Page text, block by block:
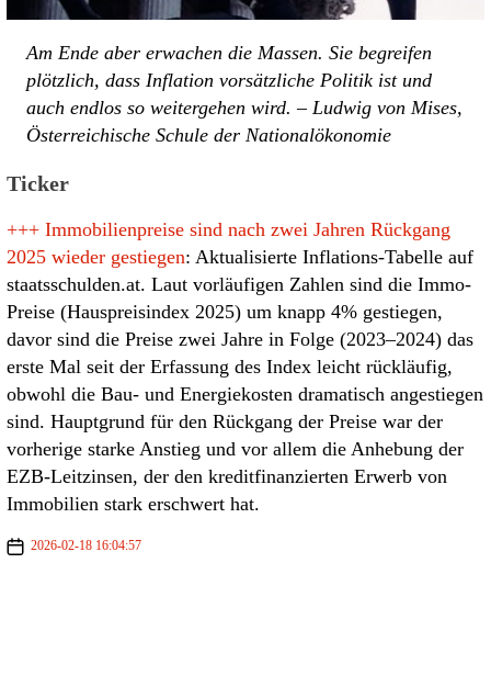
Am Ende aber erwachen die Massen. Sie begreifen
plötzlich, dass Inflation vorsätzliche Politik ist und
auch endlos so weitergehen wird. – Ludwig von Mises,
Österreichische Schule der Nationalökonomie
Ticker
+++ Immobilienpreise sind nach zwei Jahren Rückgang
2025 wieder gestiegen: Aktualisierte Inflations-Tabelle auf
staatsschulden.at. Laut vorläufigen Zahlen sind die Immo-
Preise (Hauspreisindex 2025) um knapp 4% gestiegen,
davor sind die Preise zwei Jahre in Folge (2023–2024) das
erste Mal seit der Erfassung des Index leicht rückläufig,
obwohl die Bau- und Energiekosten dramatisch angestiegen
sind. Hauptgrund für den Rückgang der Preise war der
vorherige starke Anstieg und vor allem die Anhebung der
EZB-Leitzinsen, der den kreditfinanzierten Erwerb von
Immobilien stark erschwert hat.
2026-02-18 16:04:57